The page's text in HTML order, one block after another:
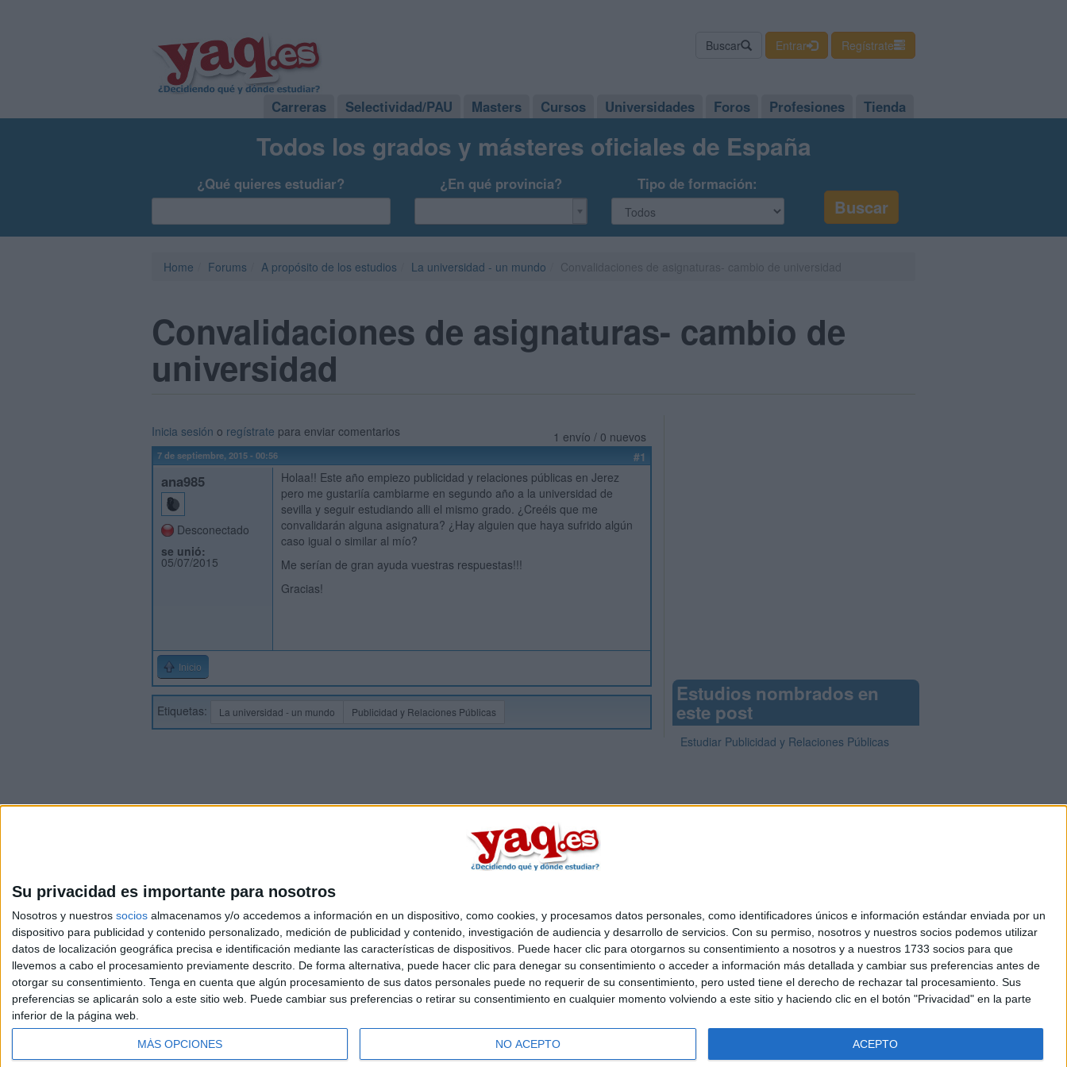
Su privacidad es importante para nosotros
Nosotros y nuestros socios almacenamos y/o accedemos a información en un dispositivo, como cookies, y procesamos datos personales, como identificadores únicos e información estándar enviada por un
dispositivo para publicidad y contenido personalizado, medición de publicidad y contenido, investigación de audiencia y desarrollo de servicios. Con su permiso, nosotros y nuestros socios podemos utilizar
datos de localización geográfica precisa e identificación mediante las características de dispositivos. Puede hacer clic para otorgarnos su consentimiento a nosotros y a nuestros 1733 socios para que
llevemos a cabo el procesamiento previamente descrito. De forma alternativa, puede hacer clic para denegar su consentimiento o acceder a información más detallada y cambiar sus preferencias antes de
otorgar su consentimiento. Tenga en cuenta que algún procesamiento de sus datos personales puede no requerir de su consentimiento, pero usted tiene el derecho de rechazar tal procesamiento. Sus
preferencias se aplicarán solo a este sitio web. Puede cambiar sus preferencias o retirar su consentimiento en cualquier momento volviendo a este sitio y haciendo clic en el botón "Privacidad" en la parte
inferior de la página web.
MÁS OPCIONES NO ACEPTO ACEPTO
Buscar Entrar Regístrate
Carreras Selectividad/PAU Masters Cursos Universidades Foros Profesiones Tienda
Todos los grados y másteres oficiales de España
¿Qué quieres estudiar? ¿En qué provincia? Tipo de formación:
Home Forums A propósito de los estudios La universidad - un mundo
Convalidaciones de asignaturas- cambio de
universidad
1 envío / 0 nuevos
Inicia sesión o regístrate para enviar comentarios
7 de septiembre, 2015 - 00:56 #1
ana985
Desconectado
se unió:
05/07/2015
Holaa!! Este año empiezo publicidad y relaciones públicas en Jerez
pero me gustariía cambiarme en segundo año a la universidad de
sevilla y seguir estudiando alli el mismo grado. ¿Creéis que me
convalidarán alguna asignatura? ¿Hay alguien que haya sufrido algún
caso igual o similar al mío?
Me serían de gran ayuda vuestras respuestas!!!
Gracias!
Inicio
Etiquetas: La universidad - un mundo Publicidad y Relaciones Públicas
Estudios nombrados en
este post
Estudiar Publicidad y Relaciones Públicas
Quiénes somos|Contactar|Anúnciate
Aviso legal|Politica de privacidad|Condiciones generales|Política de cookies
© 2003-2026Compás Mediterráneo S.L.- Diego de León 47 - 28006 Madrid [ESPAÑA] - Tel. +34 91 593 2767